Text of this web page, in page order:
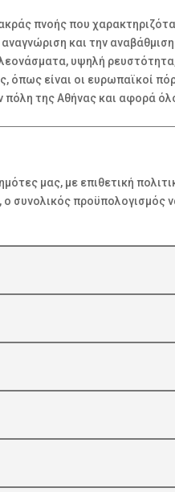
πνοής που
και την
υψηλή
είναι οι ευρωπαϊκοί
της Αθήνας και αφορά
μας, με επιθετική
συνολικός προϋπολογισμός